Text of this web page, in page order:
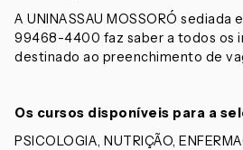
A UNINASSAU MOSSORÓ
99468-4400 faz saber a todos os
destinado ao preenchimento de
Os cursos disponíveis para a
PSICOLOGIA, NUTRIÇÃO,